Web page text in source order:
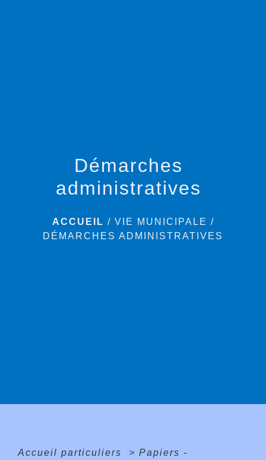
Démarches
administratives
ACCUEIL / VIE MUNICIPALE /
DÉMARCHES ADMINISTRATIVES
Accueil particuliers > Papiers -